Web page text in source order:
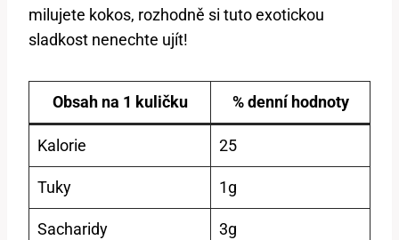
milujete kokos, rozhodně si tuto exotickou
sladkost nenechte ujít!
Obsah na 1 kuličku % denní hodnoty
Kalorie 25
Tuky 1g
Sacharidy 3g